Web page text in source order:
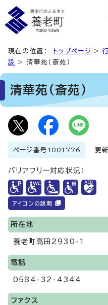
現在の位置： トップページ >
設
> 清華苑(斎苑)
清華苑(斎苑)
ページ番号 1001776 更新
バリアフリー対応状況：
アイコンの説明
所在地
養老町高田2930-1
電話
0584-32-4344
ファクス